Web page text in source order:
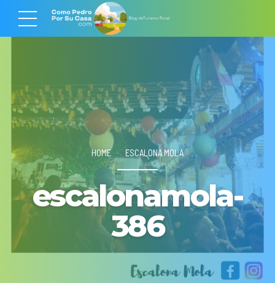
HOME ESCALONA MOLA
escalonamola-
386